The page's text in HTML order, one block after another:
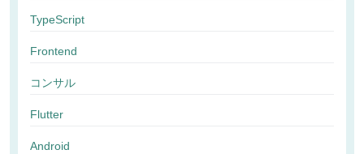
TypeScript
Frontend
コンサル
Flutter
Android